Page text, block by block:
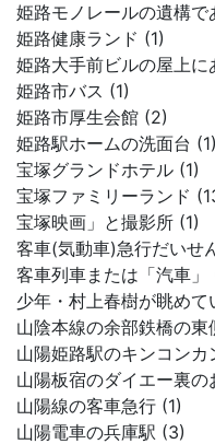
姫路モノレールの遺構
姫路健康ランド (1)
姫路大手前ビルの屋上
姫路市バス (1)
姫路市厚生会館 (2)
姫路駅ホームの洗面台 (1)
宝塚グランドホテル (1)
宝塚ファミリーランド
宝塚映画」と撮影所 (1)
客車(気動車)急行だいせ
客車列車または「汽車」
少年・村上春樹が眺め
山陰本線の余部鉄橋の東
山陽姫路駅のキンコンカ
山陽板宿のダイエー裏
山陽線の客車急行 (1)
山陽電車の兵庫駅 (3)